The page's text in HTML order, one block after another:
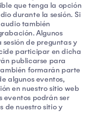
que tenga la opción
durante la sesión. Si
también
Algunos
de preguntas y
participar en dicha
publicarse para
formarán parte
algunos eventos,
en nuestro sitio web
eventos podrán ser
de nuestro sitio y